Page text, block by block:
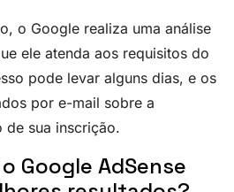
o Google realiza uma análise
ele atenda aos requisitos do
pode levar alguns dias, e os
por e-mail sobre a
de sua inscrição.
Google AdSense